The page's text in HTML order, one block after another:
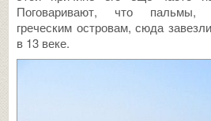
Поговаривают, что пальмы,
греческим островам, сюда
в 13 веке.